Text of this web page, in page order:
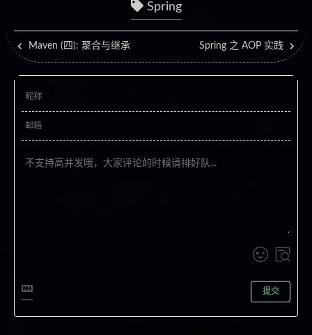
Spring
Maven (四): 聚合与继承 Spring 之 AOP 实践
提交